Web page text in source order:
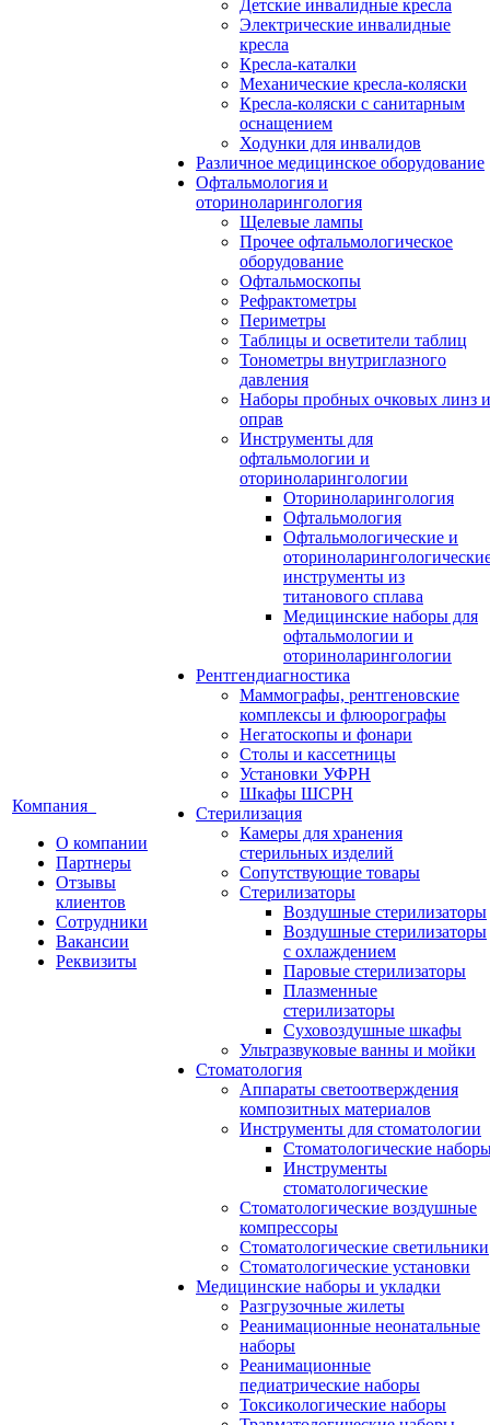
Компания
О компании
Партнеры
Отзывы
клиентов
Сотрудники
Вакансии
Реквизиты
Детские инвалидные кресла
Электрические инвалидные
кресла
Кресла-каталки
Механические кресла-коляски
Кресла-коляски с санитарным
оснащением
Ходунки для инвалидов
Различное медицинское оборудование
Офтальмология и
оториноларингология
Щелевые лампы
Прочее офтальмологическое
оборудование
Офтальмоскопы
Рефрактометры
Периметры
Таблицы и осветители таблиц
Тонометры внутриглазного
давления
Наборы пробных очковых линз и
оправ
Инструменты для
офтальмологии и
оториноларингологии
Оториноларингология
Офтальмология
Офтальмологические и
инструменты из
титанового сплава
Медицинские наборы для
офтальмологии и
оториноларингологии
Рентгендиагностика
Маммографы, рентгеновские
комплексы и флюорографы
Негатоскопы и фонари
Столы и кассетницы
Установки УФРН
Шкафы ШСРН
Стерилизация
Камеры для хранения
стерильных изделий
Сопутствующие товары
Стерилизаторы
Воздушные стерилизаторы
Воздушные стерилизаторы
с охлаждением
Паровые стерилизаторы
Плазменные
стерилизаторы
Суховоздушные шкафы
Ультразвуковые ванны и мойки
Стоматология
Аппараты светоотверждения
композитных материалов
Инструменты для стоматологии
Стоматологические
Инструменты
стоматологические
Стоматологические воздушные
компрессоры
Стоматологические светильники
Стоматологические установки
Медицинские наборы и укладки
Разгрузочные жилеты
Реанимационные неонатальные
наборы
Реанимационные
педиатрические наборы
Токсикологические наборы